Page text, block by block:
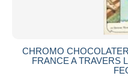
CHROMO
FRANCE A TRAVERS